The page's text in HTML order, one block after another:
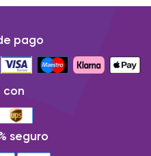
pago
con
seguro